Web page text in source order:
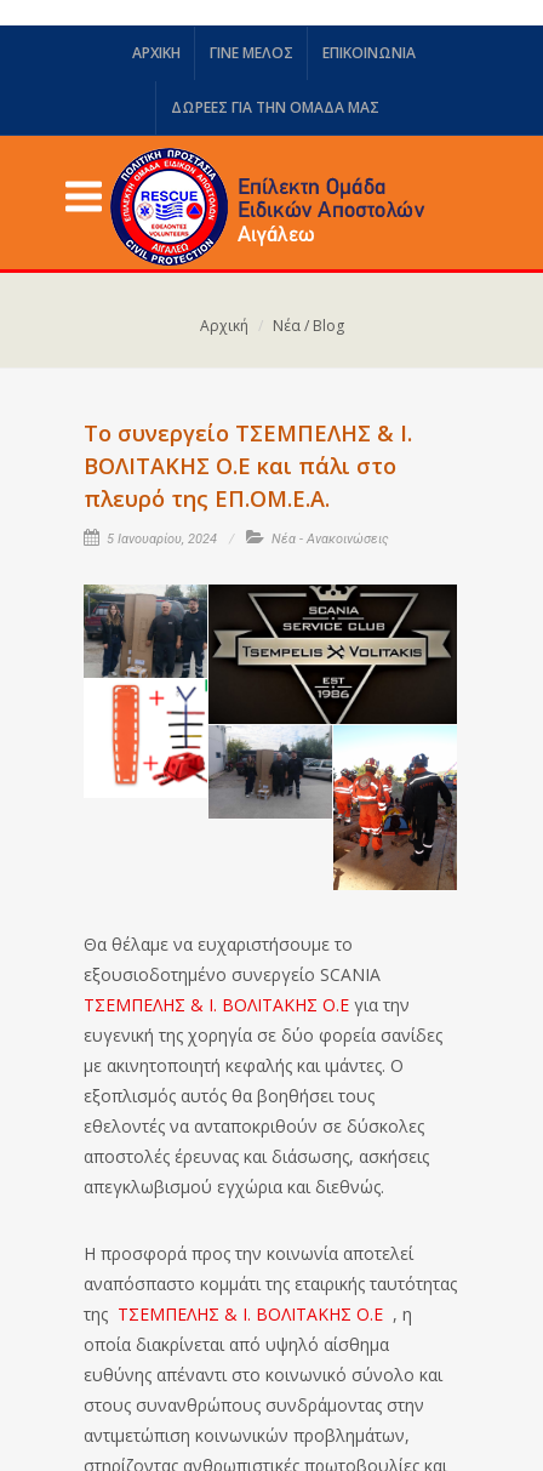
ΑΡΧΙΚΗ ΓΙΝΕ ΜΕΛΟΣ ΕΠΙΚΟΙΝΩΝΙΑ
ΔΩΡΕΈΣ ΓΙΑ ΤΗΝ ΟΜΆΔΑ ΜΑΣ
Αρχική Νέα / Blog
Το συνεργείο ΤΣΕΜΠΕΛΗΣ & Ι.
ΒΟΛΙΤΑΚΗΣ Ο.Ε και πάλι στο
πλευρό της EΠ.ΟΜ.Ε.Α.
5 Ιανουαρίου, 2024 Νέα - Ανακοινώσεις
Θα θέλαμε να ευχαριστήσουμε το
εξουσιοδοτημένο συνεργείο SCANIA
ΤΣΕΜΠΕΛΗΣ & Ι. ΒΟΛΙΤΑΚΗΣ Ο.Ε για την
ευγενική της χορηγία σε δύο φορεία σανίδες
με ακινητοποιητή κεφαλής και ιμάντες. Ο
εξοπλισμός αυτός θα βοηθήσει τους
εθελοντές να ανταποκριθούν σε δύσκολες
αποστολές έρευνας και διάσωσης, ασκήσεις
απεγκλωβισμού εγχώρια και διεθνώς.
Η προσφορά προς την κοινωνία αποτελεί
αναπόσπαστο κομμάτι της εταιρικής ταυτότητας
της ΤΣΕΜΠΕΛΗΣ & Ι. ΒΟΛΙΤΑΚΗΣ Ο.Ε , η
οποία διακρίνεται από υψηλό αίσθημα
ευθύνης απέναντι στο κοινωνικό σύνολο και
στους συνανθρώπους συνδράμοντας στην
αντιμετώπιση κοινωνικών προβλημάτων,
στηρίζοντας ανθρωπιστικές πρωτοβουλίες και